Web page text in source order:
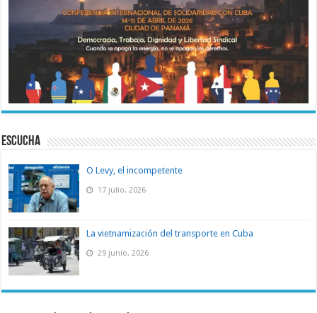
ESCUCHA
O Levy, el incompetente
17 julio, 2026
La vietnamización del transporte en Cuba
29 junio, 2026